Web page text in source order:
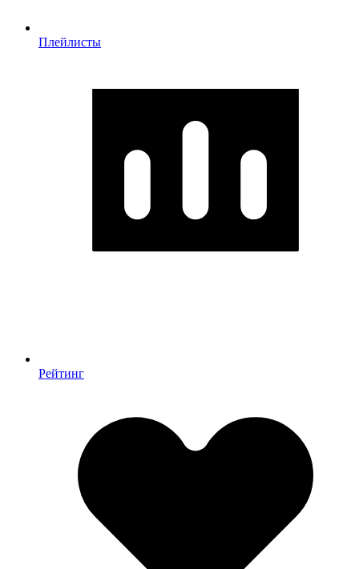
Плейлисты
Рейтинг